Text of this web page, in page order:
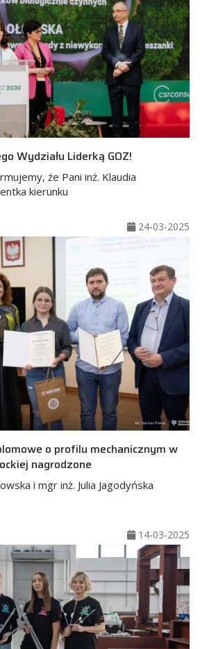
Wydziału Liderką GOZ!
że Pani inż. Klaudia
kierunku
24-03-2025
o profilu mechanicznym w
nagrodzone
i mgr inż. Julia Jagodyńska
14-03-2025